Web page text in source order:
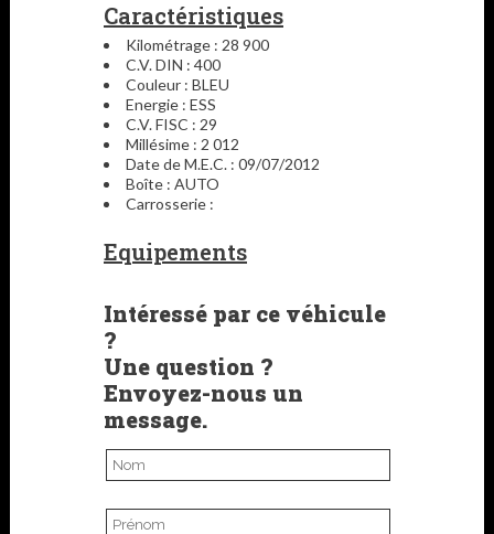
Caractéristiques
Kilométrage : 28 900
C.V. DIN : 400
Couleur : BLEU
Energie : ESS
C.V. FISC : 29
Millésime : 2 012
Date de M.E.C. : 09/07/2012
Boîte : AUTO
Carrosserie :
Equipements
Intéressé par ce véhicule
?
Une question ?
Envoyez-nous un
message.